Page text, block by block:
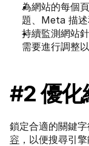
為網站的每個
題、Meta 描述
持續監測網站
需要進行調整
#2 優化
鎖定合適的關鍵
容 ，以便搜尋引